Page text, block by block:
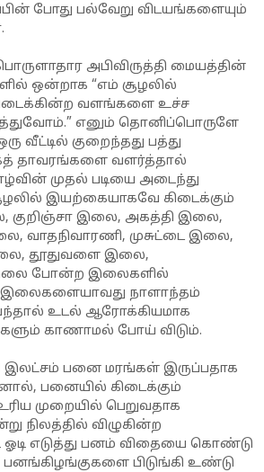
போது பல்வேறு விடயங்களையும்
அபிவிருத்தி மையத்தின்
ஒன்றாக “எம் சூழலில்
வளங்களை உச்ச
எனும் தொனிப்பொருளே
வீட்டில் குறைந்தது பத்து
தாவரங்களை வளர்த்தால்
முதல் படியை அடைந்து
இயற்கையாகவே கிடைக்கும்
குறிஞ்சா இலை, அகத்தி இலை,
வாதநிவாரணி, முசுட்டை இலை,
தூதுவளை இலை,
போன்ற இலைகளில்
இலைகளையாவது நாளாந்தம்
உடல் ஆரோக்கியமாக
காணாமல் போய் விடும்.
இலட்சம் பனை மரங்கள் இருப்பதாக
பனையில் கிடைக்கும்
முறையில் பெறுவதாக
நிலத்தில் விழுகின்ற
எடுத்து பனம் விதையை கொண்டு
பிடுங்கி உண்டு